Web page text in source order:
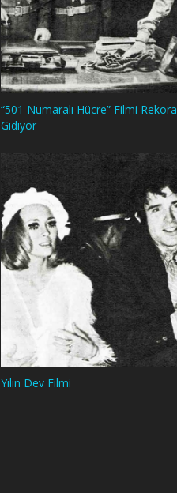
“501 Numaralı Hücre” Filmi Rekora
Gidiyor
Yılın Dev Filmi